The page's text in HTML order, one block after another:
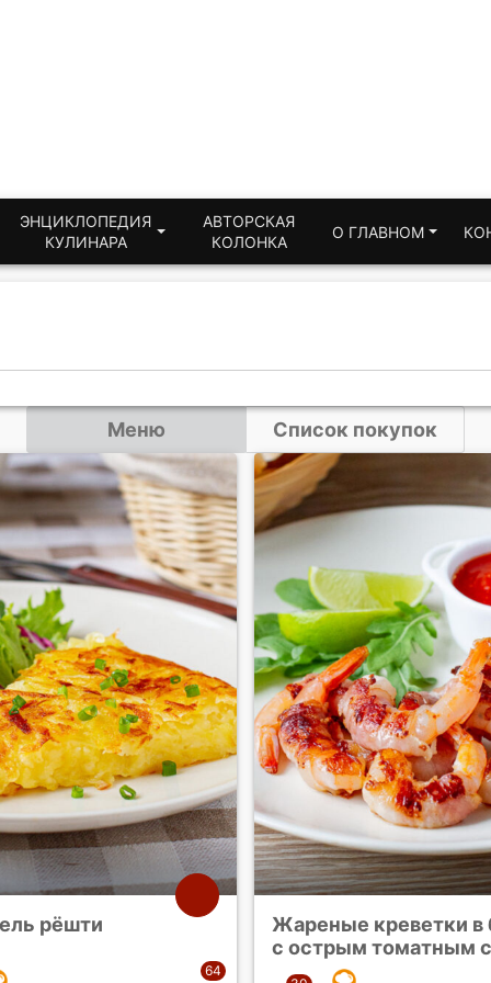
ЭНЦИКЛОПЕДИЯ
КУЛИНАРА
АВТОРСКАЯ
КОЛОНКА
О ГЛАВНОМ
Меню Список покупок
рёшти
Жареные креветки в
с острым томатным